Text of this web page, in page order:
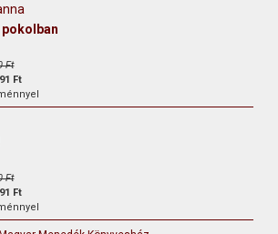
pokolban
Ft
Ft
Ft
Ft